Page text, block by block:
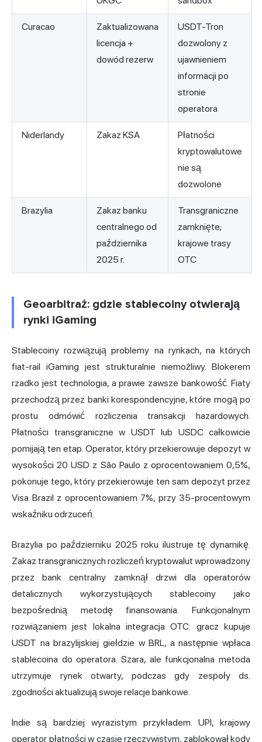
Curacao
Zaktualizowana
licencja +
dowód rezerw
USDT-Tron
dozwolony z
ujawnieniem
informacji po
stronie
operatora
Niderlandy Zakaz KSA
Płatności
kryptowalutowe
nie są
dozwolone
Brazylia
Zakaz banku
centralnego od
października
2025 r.
Transgraniczne
zamknięte;
krajowe trasy
OTC
Geoarbitraż: gdzie stablecoiny otwierają
rynki iGaming
Stablecoiny rozwiązują problemy na rynkach, na których
fiat-rail iGaming jest strukturalnie niemożliwy. Blokerem
rzadko jest technologia, a prawie zawsze bankowość. Fiaty
przechodzą przez banki korespondencyjne, które mogą po
prostu odmówić rozliczenia transakcji hazardowych.
Płatności transgraniczne w USDT lub USDC całkowicie
pomijają ten etap. Operator, który przekierowuje depozyt w
wysokości 20 USD z São Paulo z oprocentowaniem 0,5%,
pokonuje tego, który przekierowuje ten sam depozyt przez
Visa Brazil z oprocentowaniem 7%, przy 35-procentowym
wskaźniku odrzuceń.
Brazylia po październiku 2025 roku ilustruje tę dynamikę.
Zakaz transgranicznych rozliczeń kryptowalut wprowadzony
przez bank centralny zamknął drzwi dla operatorów
detalicznych wykorzystujących stablecoiny jako
bezpośrednią metodę finansowania. Funkcjonalnym
rozwiązaniem jest lokalna integracja OTC: gracz kupuje
USDT na brazylijskiej giełdzie w BRL, a następnie wpłaca
stablecoina do operatora. Szara, ale funkcjonalna metoda
utrzymuje rynek otwarty, podczas gdy zespoły ds.
zgodności aktualizują swoje relacje bankowe.
Indie są bardziej wyrazistym przykładem. UPI, krajowy
operator płatności w czasie rzeczywistym, zablokował kody